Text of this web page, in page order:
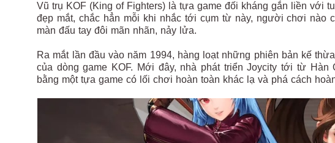
Vũ trụ KOF (King of Fighters) là tựa game đối kháng gắn liền với
đẹp mắt, chắc hẳn mỗi khi nhắc tới cụm từ này, người chơi nào
màn đấu tay đôi mãn nhãn, nảy lửa.
Ra mắt lần đầu vào năm 1994, hàng loạt những phiên bản kế
của dòng game KOF. Mới đây, nhà phát triển Joycity tới từ
bằng một tựa game có lối chơi hoàn toàn khác lạ và phá cách